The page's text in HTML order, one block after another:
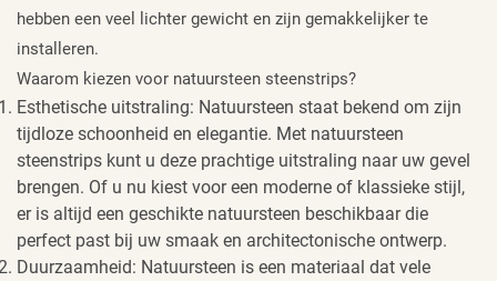
hebben een veel lichter gewicht en zijn gemakkelijker te
installeren.
Waarom kiezen voor natuursteen steenstrips?
Esthetische uitstraling: Natuursteen staat bekend om zijn
tijdloze schoonheid en elegantie. Met natuursteen
steenstrips kunt u deze prachtige uitstraling naar uw gevel
brengen. Of u nu kiest voor een moderne of klassieke stijl,
er is altijd een geschikte natuursteen beschikbaar die
perfect past bij uw smaak en architectonische ontwerp.
Duurzaamheid: Natuursteen is een materiaal dat vele